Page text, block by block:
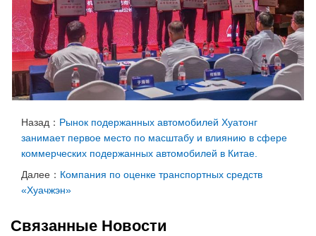
Назад： Рынок подержанных автомобилей Хуатонг
занимает первое место по масштабу и влиянию в сфере
коммерческих подержанных автомобилей в Китае.
Далее： Компания по оценке транспортных средств
«Хуачжэн»
Связанные Новости